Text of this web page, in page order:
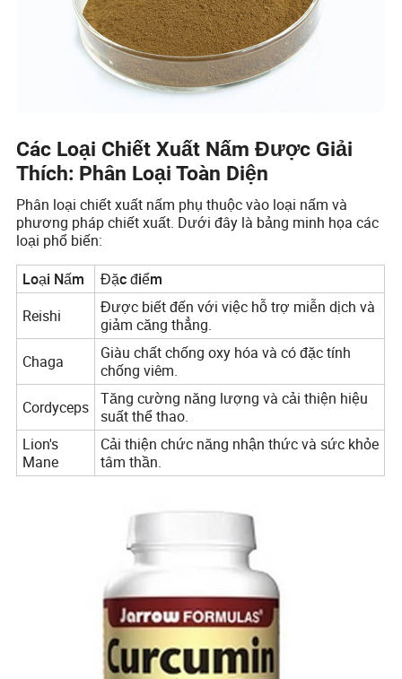
Các Loại Chiết Xuất Nấm Được Giải
Thích: Phân Loại Toàn Diện
Phân loại chiết xuất nấm phụ thuộc vào loại nấm và
phương pháp chiết xuất. Dưới đây là bảng minh họa các
loại phổ biến:
Loại Nấm
Đặc điểm
Reishi
Được biết đến với việc hỗ trợ miễn dịch và
giảm căng thẳng.
Chaga
Giàu chất chống oxy hóa và có đặc tính
chống viêm.
Cordyceps
Tăng cường năng lượng và cải thiện hiệu
suất thể thao.
Lion's
Mane
Cải thiện chức năng nhận thức và sức khỏe
tâm thần.